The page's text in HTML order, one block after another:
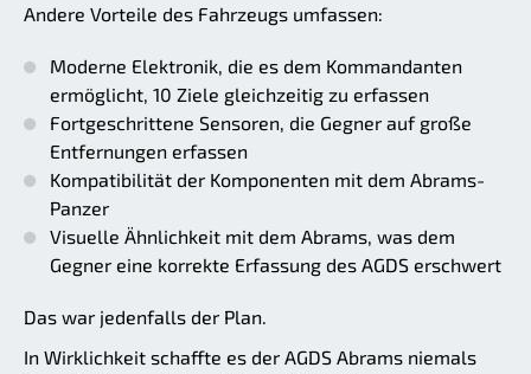
Andere Vorteile des Fahrzeugs umfassen:
Moderne Elektronik, die es dem Kommandanten
ermöglicht, 10 Ziele gleichzeitig zu erfassen
Fortgeschrittene Sensoren, die Gegner auf große
Entfernungen erfassen
Kompatibilität der Komponenten mit dem Abrams-
Panzer
Visuelle Ähnlichkeit mit dem Abrams, was dem
Gegner eine korrekte Erfassung des AGDS erschwert
Das war jedenfalls der Plan.
In Wirklichkeit schaffte es der AGDS Abrams niemals